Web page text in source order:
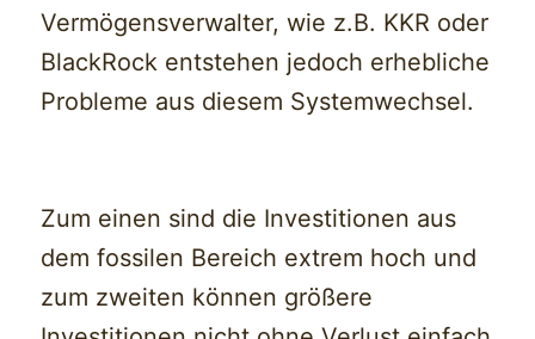
Vermögensverwalter, wie z.B. KKR oder
BlackRock entstehen jedoch erhebliche
Probleme aus diesem Systemwechsel.
Zum einen sind die Investitionen aus
dem fossilen Bereich extrem hoch und
zum zweiten können größere